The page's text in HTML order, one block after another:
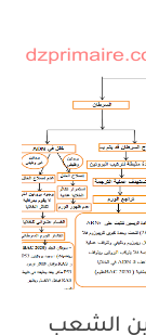
الشعب